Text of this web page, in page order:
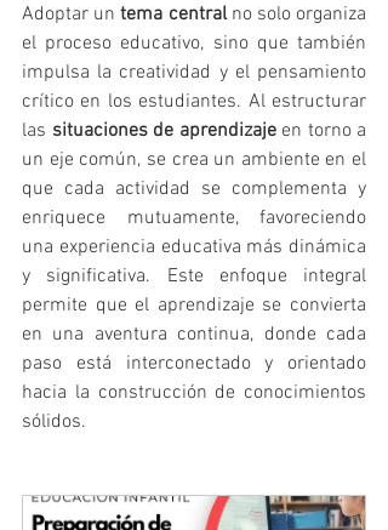
Adoptar un tema central no solo organiza
el proceso educativo, sino que también
impulsa la creatividad y el pensamiento
crítico en los estudiantes. Al estructurar
las situaciones de aprendizaje en torno a
un eje común, se crea un ambiente en el
que cada actividad se complementa y
enriquece mutuamente, favoreciendo
una experiencia educativa más dinámica
y significativa. Este enfoque integral
permite que el aprendizaje se convierta
en una aventura continua, donde cada
paso está interconectado y orientado
hacia la construcción de conocimientos
sólidos.